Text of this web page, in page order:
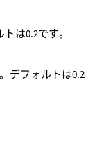
は0.2です。
デフォルトは0.2